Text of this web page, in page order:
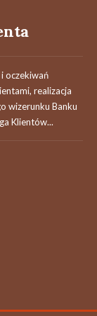
oczekiwań
realizacja
wizerunku Banku
Klientów...